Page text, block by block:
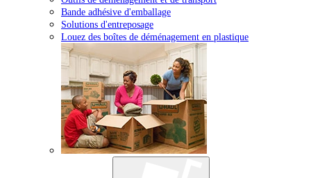
Bande adhésive d'emballage
Solutions d'entreposage
Louez des boîtes de déménagement en plastique